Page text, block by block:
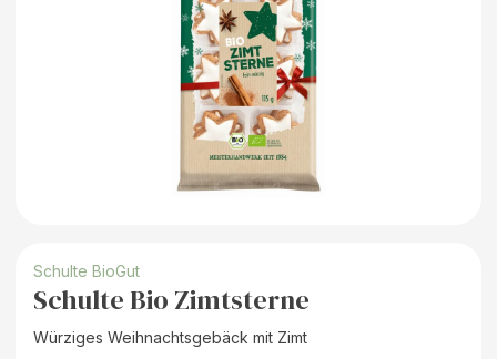
Schulte BioGut
Schulte Bio Zimtsterne
Würziges Weihnachtsgebäck mit Zimt